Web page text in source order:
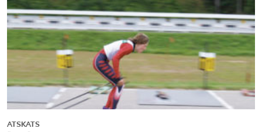
ATSKATS